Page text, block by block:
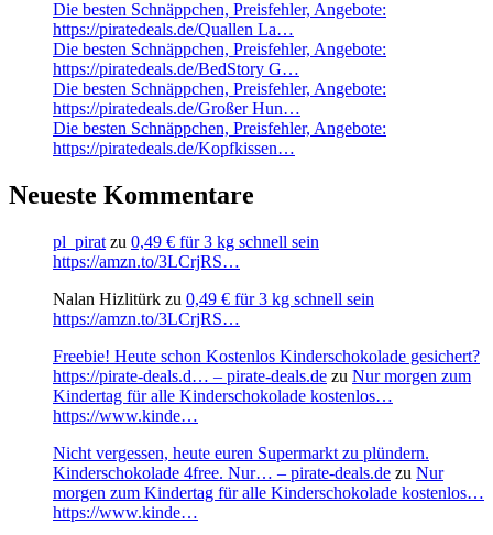
Die besten Schnäppchen, Preisfehler, Angebote:
https://piratedeals.de/Quallen La…
Die besten Schnäppchen, Preisfehler, Angebote:
https://piratedeals.de/BedStory G…
Die besten Schnäppchen, Preisfehler, Angebote:
https://piratedeals.de/Großer Hun…
Die besten Schnäppchen, Preisfehler, Angebote:
https://piratedeals.de/Kopfkissen…
Neueste Kommentare
pl_pirat zu 0,49 € für 3 kg schnell sein
https://amzn.to/3LCrjRS…
Nalan Hizlitürk zu 0,49 € für 3 kg schnell sein
https://amzn.to/3LCrjRS…
Freebie! Heute schon Kostenlos Kinderschokolade gesichert?
https://pirate-deals.d… – pirate-deals.de zu Nur morgen zum
Kindertag für alle Kinderschokolade kostenlos…
https://www.kinde…
Nicht vergessen, heute euren Supermarkt zu plündern.
Kinderschokolade 4free. Nur… – pirate-deals.de zu Nur
morgen zum Kindertag für alle Kinderschokolade kostenlos…
https://www.kinde…